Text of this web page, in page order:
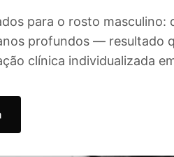
para o rosto masculino:
profundos — resultado
clínica individualizada